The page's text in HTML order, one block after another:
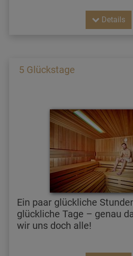
Details
5 Glückstage
Ein paar glückliche
glückliche Tage – genau
wir uns doch alle!